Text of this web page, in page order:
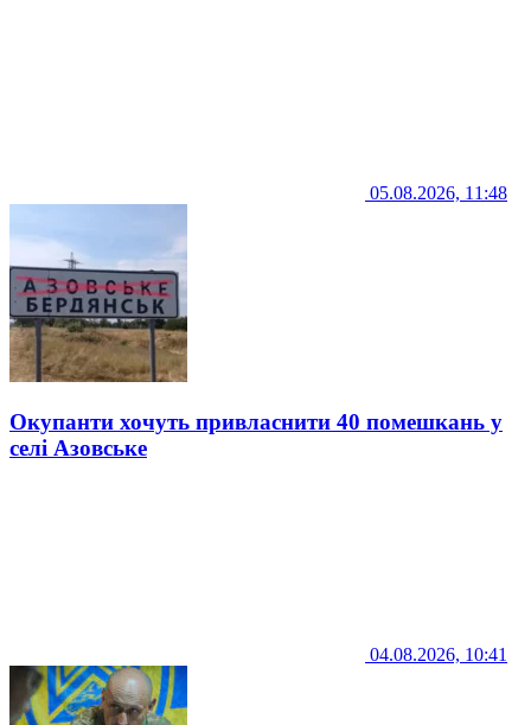
05.08.2026, 11:48
Окупанти хочуть привласнити 40 помешкань у
селі Азовське
04.08.2026, 10:41